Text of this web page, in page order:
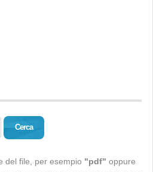
Cerca
del file, per esempio "pdf" oppure